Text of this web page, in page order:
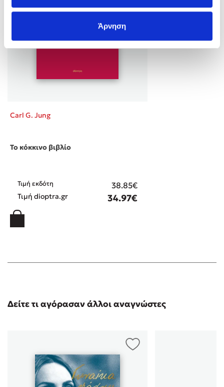
Άρνηση
Carl G. Jung
Το κόκκινο βιβλίο
Τιμή εκδότη 38.85€
Τιμή dioptra.gr 34.97€
Δείτε τι αγόρασαν άλλοι αναγνώστες